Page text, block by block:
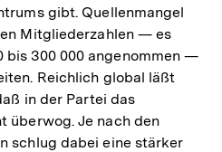
gibt. Quellenmangel
Mitgliederzahlen — es
bis 300 000 angenommen —
Reichlich global läßt
in der Partei das
überwog. Je nach den
schlug dabei eine stärker